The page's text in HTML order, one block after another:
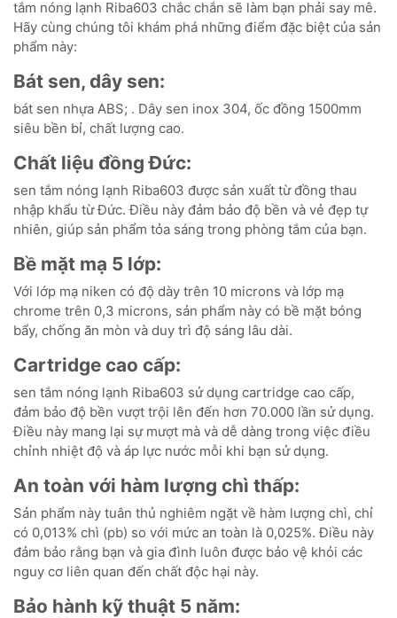
tắm nóng lạnh Riba603 chắc chắn sẽ làm bạn phải say mê.
Hãy cùng chúng tôi khám phá những điểm đặc biệt của sản
phẩm này:
Bát sen, dây sen:
bát sen nhựa ABS; . Dây sen inox 304, ốc đồng 1500mm
siêu bền bỉ, chất lượng cao.
Chất liệu đồng Đức:
sen tắm nóng lạnh Riba603 được sản xuất từ đồng thau
nhập khẩu từ Đức. Điều này đảm bảo độ bền và vẻ đẹp tự
nhiên, giúp sản phẩm tỏa sáng trong phòng tắm của bạn.
Bề mặt mạ 5 lớp:
Với lớp mạ niken có độ dày trên 10 microns và lớp mạ
chrome trên 0,3 microns, sản phẩm này có bề mặt bóng
bẩy, chống ăn mòn và duy trì độ sáng lâu dài.
Cartridge cao cấp:
sen tắm nóng lạnh Riba603 sử dụng cartridge cao cấp,
đảm bảo độ bền vượt trội lên đến hơn 70.000 lần sử dụng.
Điều này mang lại sự mượt mà và dễ dàng trong việc điều
chỉnh nhiệt độ và áp lực nước mỗi khi bạn sử dụng.
An toàn với hàm lượng chì thấp:
Sản phẩm này tuân thủ nghiêm ngặt về hàm lượng chì, chỉ
có 0,013% chì (pb) so với mức an toàn là 0,025%. Điều này
đảm bảo rằng bạn và gia đình luôn được bảo vệ khỏi các
nguy cơ liên quan đến chất độc hại này.
Bảo hành kỹ thuật 5 năm: